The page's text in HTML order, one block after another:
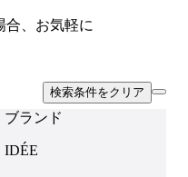
合、お気軽に
検索条件をクリア
ブランド
IDÉE